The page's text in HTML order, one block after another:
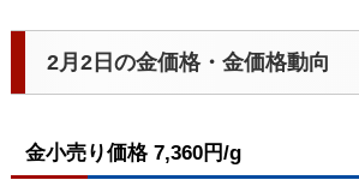
2月2日の金価格・金価格動向
金小売り価格 7,360円/g